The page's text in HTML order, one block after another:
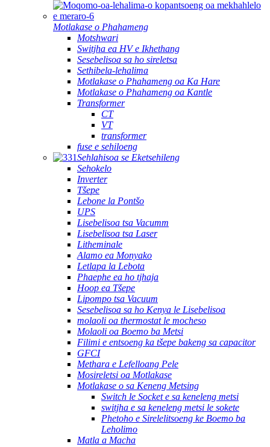
Motlakase o Phahameng
Motshwari
Switjha ea HV e Ikhethang
Sesebelisoa sa ho sireletsa
Sethibela-lehalima
Motlakase o Phahameng oa Ka Hare
Motlakase o Phahameng oa Kantle
Transformer
CT
VT
transformer
fuse e sehiloeng
Sehlahisoa se Eketsehileng
Sehokelo
Inverter
Tšepe
Lebone la Pontšo
UPS
Lisebelisoa tsa Vacumm
Lisebelisoa tsa Laser
Litheminale
Alamo ea Monyako
Letlapa la Lebota
Phaephe ea ho tjhaja
Hoop ea Tšepe
Lipompo tsa Vacuum
Sesebelisoa sa ho Kenya le Lisebelisoa
molaoli oa thermostat le mocheso
Molaoli oa Boemo ba Metsi
Filimi e entsoeng ka tšepe bakeng sa capacitor
GFCI
Methara e Lefelloang Pele
Mosireletsi oa Motlakase
Motlakase o sa Keneng Metsing
Switch le Socket e sa keneleng metsi
switjha e sa keneleng metsi le sokete
Phetoho e Sirelelitsoeng ke Boemo ba
Leholimo
Matla a Macha